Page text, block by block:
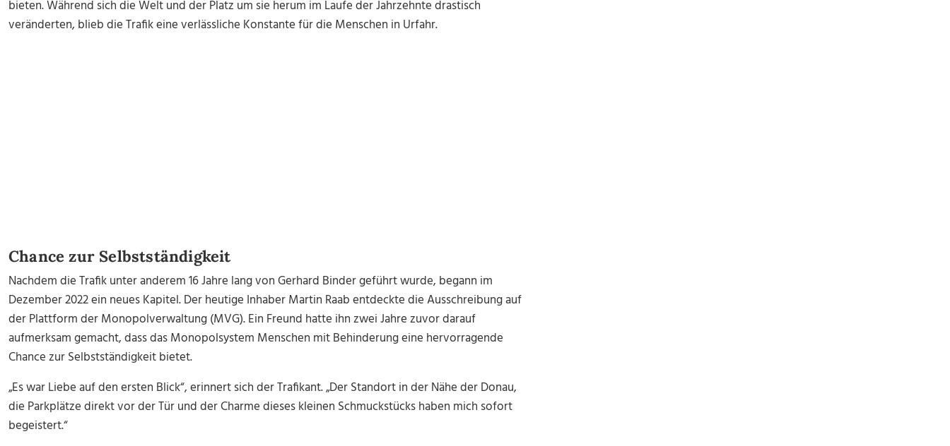
bieten. Während sich die Welt und der Platz um sie herum im Laufe der Jahrzehnte drastisch
veränderten, blieb die Trafik eine verlässliche Konstante für die Menschen in Urfahr.
Chance zur Selbstständigkeit
Nachdem die Trafik unter anderem 16 Jahre lang von Gerhard Binder geführt wurde, begann im
Dezember 2022 ein neues Kapitel. Der heutige Inhaber Martin Raab entdeckte die Ausschreibung auf
der Plattform der Monopolverwaltung (MVG). Ein Freund hatte ihn zwei Jahre zuvor darauf
aufmerksam gemacht, dass das Monopolsystem Menschen mit Behinderung eine hervorragende
Chance zur Selbstständigkeit bietet.
„Es war Liebe auf den ersten Blick“, erinnert sich der Trafikant. „Der Standort in der Nähe der Donau,
die Parkplätze direkt vor der Tür und der Charme dieses kleinen Schmuckstücks haben mich sofort
begeistert.“